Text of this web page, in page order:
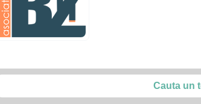
De 4 ani am o relatie
serioasa cu un barbat
sa se manifeste o
Cauta un